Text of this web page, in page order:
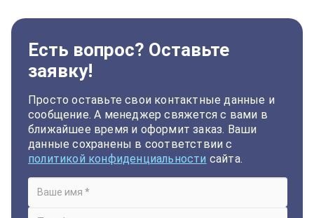
Есть вопрос? Оставьте
заявку!
Просто оставьте свои контактные данные и
сообщение. А менеджер свяжется с вами в
ближайшее время и оформит заказ. Ваши
данные сохранены в соответствии с
политикой конфиденциальности сайта.